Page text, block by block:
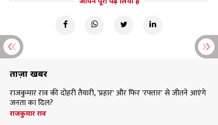
ताज़ा खबरें
राजकुमार राव की दोहरी तैयारी, 'प्रहार' और फिर 'रफ्तार' से जीतने आएंगे
जनता का दिल?
राजकुमार राव